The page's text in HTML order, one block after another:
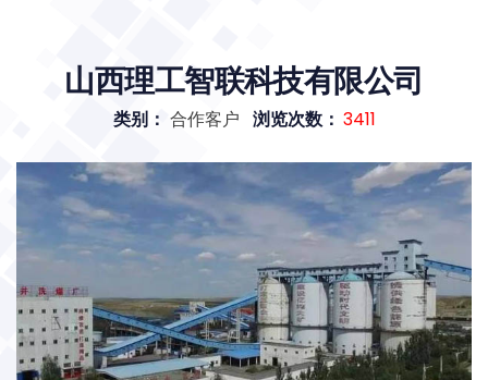
山西理工智联科技有限公司
类别： 合作客户 浏览次数： 3411